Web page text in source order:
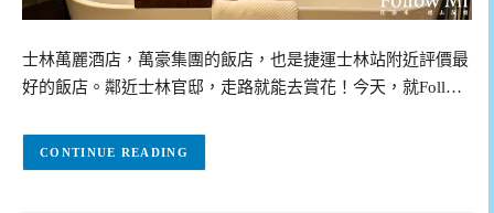
士林萬麗酒店，萬豪集團的飯店，也是捷運士林站附近評價最
好的飯店。鄰近士林官邸，走路就能去賞花！今天，就Foll…
CONTINUE READING